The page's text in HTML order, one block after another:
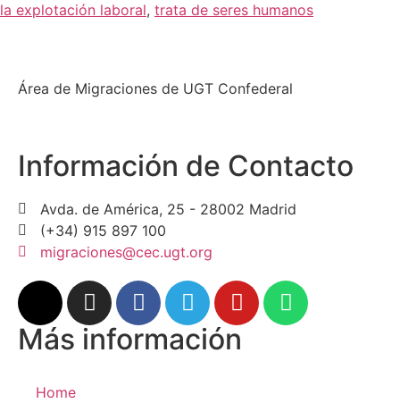
la explotación laboral, trata de seres humanos
Área de Migraciones de UGT Confederal
Información de Contacto
Avda. de América, 25 - 28002 Madrid
(+34) 915 897 100
migraciones@cec.ugt.org
Más información
Home